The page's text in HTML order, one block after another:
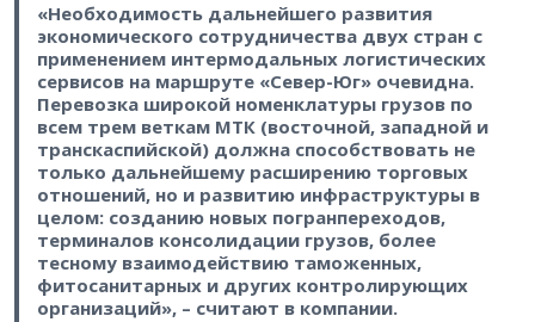
«Необходимость дальнейшего развития
экономического сотрудничества двух стран с
применением интермодальных логистических
сервисов на маршруте «Север-Юг» очевидна.
Перевозка широкой номенклатуры грузов по
всем трем веткам МТК (восточной, западной и
транскаспийской) должна способствовать не
только дальнейшему расширению торговых
отношений, но и развитию инфраструктуры в
целом: созданию новых погранпереходов,
терминалов консолидации грузов, более
тесному взаимодействию таможенных,
фитосанитарных и других контролирующих
организаций», – считают в компании.